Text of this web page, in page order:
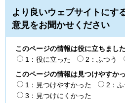
より良いウェブサイトにす
意見をお聞かせください
このページの情報は役に立ちまし
1：役に立った
2：ふつう
このページの情報は見つけやすか
1：見つけやすかった
2：ふ
3：見つけにくかった